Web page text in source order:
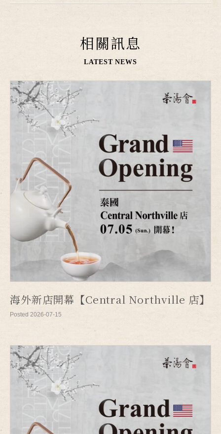
相關訊息
LATEST NEWS
海外新店開幕【Central Northville 店】
Posted 2026-07-15